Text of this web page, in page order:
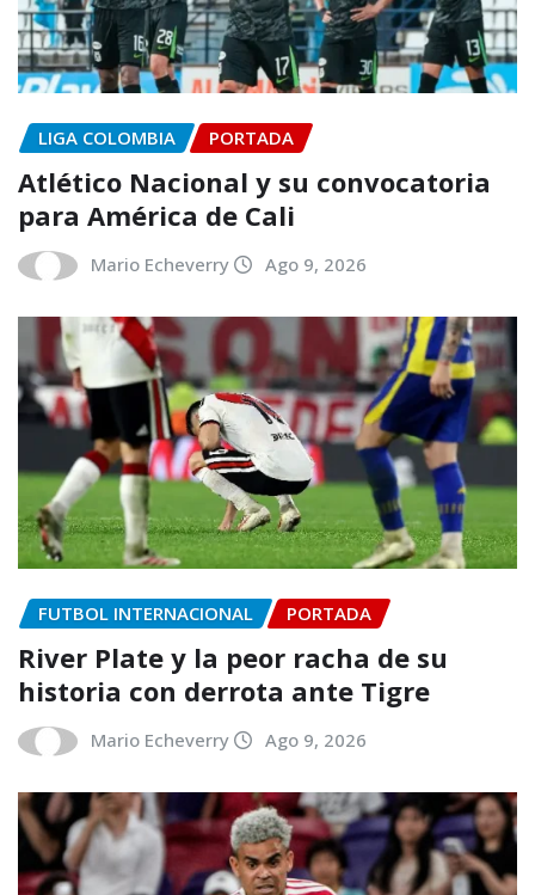
LIGA COLOMBIA PORTADA
Atlético Nacional y su convocatoria
para América de Cali
Mario Echeverry Ago 9, 2026
FUTBOL INTERNACIONAL PORTADA
River Plate y la peor racha de su
historia con derrota ante Tigre
Mario Echeverry Ago 9, 2026